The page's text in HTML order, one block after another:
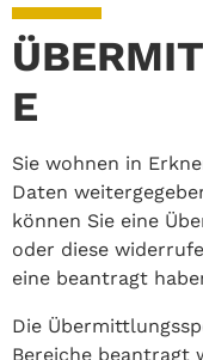
E
Sie wohnen in
Daten
können Sie eine
oder diese
eine beantragt
Die
Bereiche beantragt